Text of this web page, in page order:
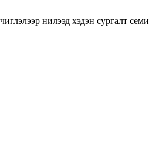
нилээд хэдэн сургалт